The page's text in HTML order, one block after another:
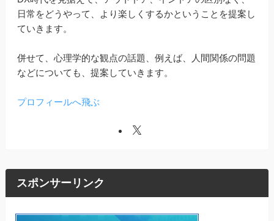
日常をどうやって、より楽しくするかということを提案し
ていきます。
併せて、心理学的な観点の話題、例えば、人間関係の問題
などについても、提案していきます。
プロフィールへ飛ぶ
スポンサーリンク